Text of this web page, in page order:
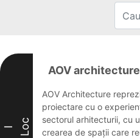
I Loc
AOV architecture
AOV Architecture
proiectare cu o
sectorul arhitecturii, cu
crearea de spații care